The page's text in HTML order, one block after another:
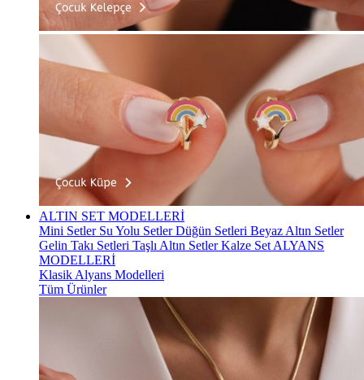
ALTIN SET MODELLERİ
Mini Setler Su Yolu SetlerDüğün Setleri Beyaz Altın Setler
Gelin Takı Setleri Taşlı Altın SetlerKalze Set ALYANS
MODELLERİ
Klasik Alyans Modelleri
Tüm Ürünler